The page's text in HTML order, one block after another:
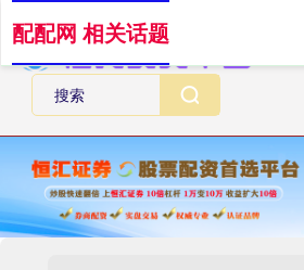
配配网 相关话题